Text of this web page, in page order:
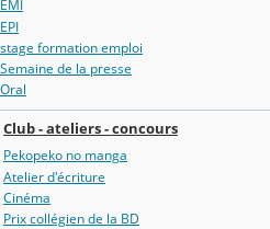
EMI
EPI
stage formation emploi
Semaine de la presse
Oral
Club - ateliers - concours
Pekopeko no manga
Atelier d'écriture
Cinéma
Prix collégien de la BD